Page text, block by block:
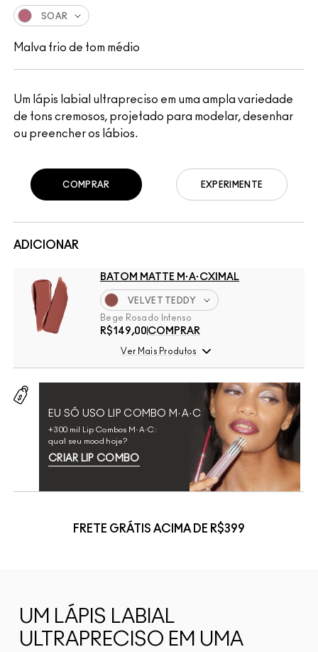
Um lápis labial ultrapreciso em uma ampla variedade
de tons cremosos, projetado para modelar, desenhar
ou preencher os lábios.
SOAR
Malva frio de tom médio
ADICIONAR
BATOM MATTE M·A·CXIMAL
VELVET TEDDY
Bege Rosado Intenso
R$149,00 COMPRAR
Ver Mais Produtos
EU SÓ USO LIP COMBO M·A·C
+300 mil Lip Combos M·A·C:
qual seu mood hoje?
CRIAR LIP COMBO
EXPERIMENTE
COMPRAR
FRETE GRÁTIS ACIMA DE R$399
UM LÁPIS LABIAL
ULTRAPRECISO EM UMA